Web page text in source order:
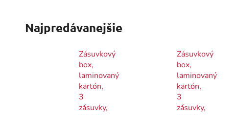
Najpredávanejšie
Zásuvkový
box,
laminovaný
kartón,
3
zásuvky,
Zásuvkový
box,
laminovaný
kartón,
3
zásuvky,